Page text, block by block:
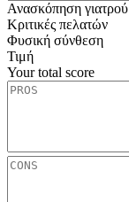
Ανασκόπηση γιατρού
Κριτικές πελατών
Φυσική σύνθεση
Τιμή
Your total score